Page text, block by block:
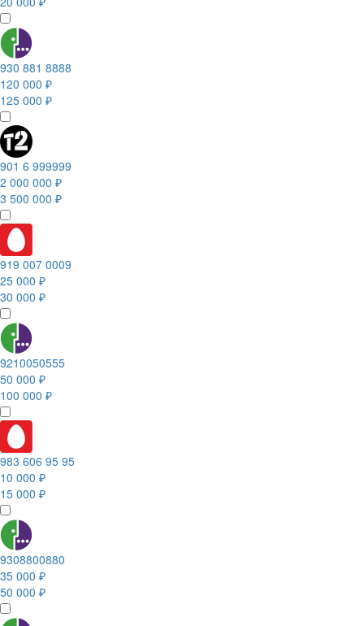
930 881 8888
120 000 ₽
125 000 ₽
901 6 999999
2 000 000 ₽
3 500 000 ₽
919 007 0009
25 000 ₽
30 000 ₽
9210050555
50 000 ₽
100 000 ₽
983 606 95 95
10 000 ₽
15 000 ₽
9308800880
35 000 ₽
50 000 ₽